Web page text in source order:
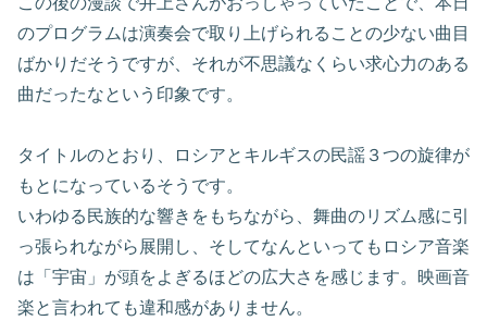
のプログラムは演奏会で取り上げられることの少ない曲目
ばかりだそうですが、それが不思議なくらい求心力のある
曲だったなという印象です。
タイトルのとおり、ロシアとキルギスの民謡３つの旋律が
もとになっているそうです。
いわゆる民族的な響きをもちながら、舞曲のリズム感に引
っ張られながら展開し、そしてなんといってもロシア音楽
は「宇宙」が頭をよぎるほどの広大さを感じます。映画音
楽と言われても違和感がありません。